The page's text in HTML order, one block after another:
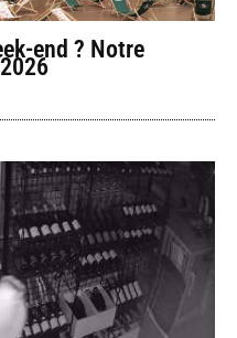
end ? Notre